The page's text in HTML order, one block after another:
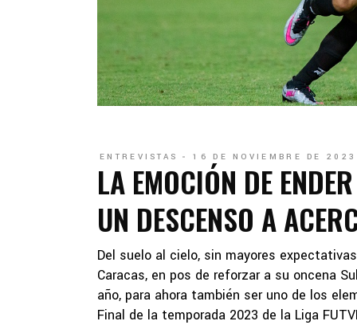
ENTREVISTAS 16 DE NOVIEMBRE DE 2023
LA EMOCIÓN DE
UN DESCENSO A
Del suelo al cielo, sin mayores
Caracas, en pos de reforzar a su oncena
año, para ahora también ser uno de los
Final de la temporada 2023 de la Liga